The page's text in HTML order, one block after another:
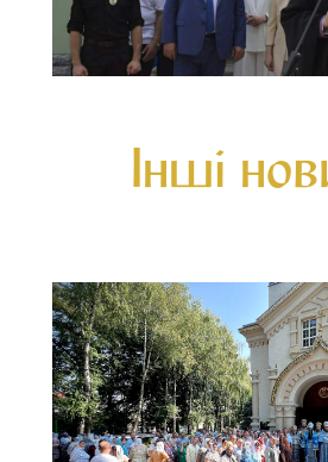
Інші